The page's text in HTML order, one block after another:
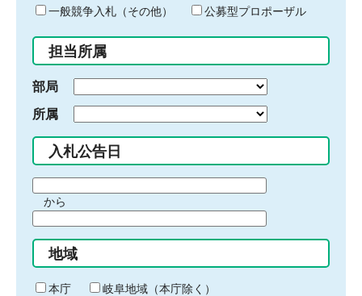
ド
入
力
一般競争入札（その他）
公募型プロポーザル
担当所属
部局
所属
入札公告日
間
始
り
から
間
終
わ
地域
本庁
岐阜地域（本庁除く）